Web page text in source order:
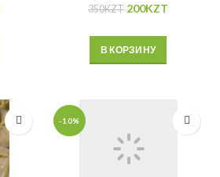
350KZT 200KZT
В КОРЗИНУ
-10%